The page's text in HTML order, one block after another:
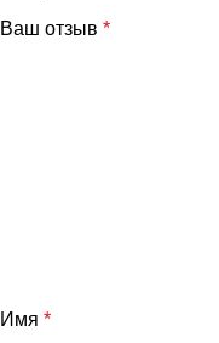
Ваш отзыв *
Имя *